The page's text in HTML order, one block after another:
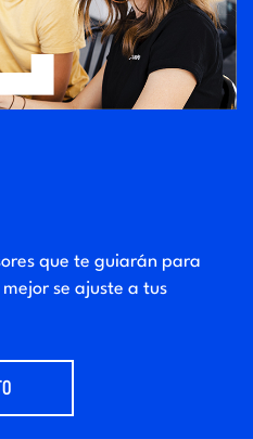
que te guiarán para
mejor se ajuste a tus